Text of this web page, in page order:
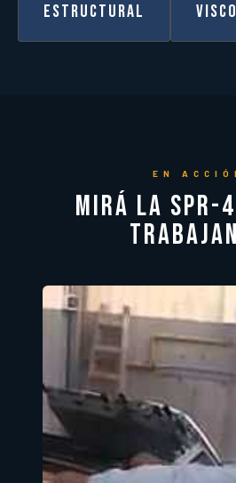
Estructural
EN
Mirá la SPR-